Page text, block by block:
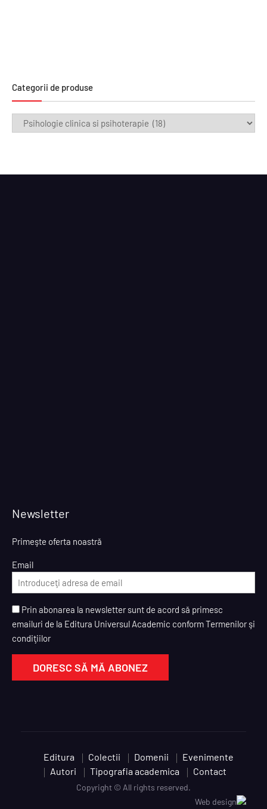
Categorii de produse
Newsletter
Primeşte oferta noastră
Email
Prin abonarea la newsletter sunt de acord să primesc
emailuri de la Editura Universul Academic conform Termenilor şi
condiţiilor
Editura Colectii Domenii
Evenimente
Autori
Tipografia academica Contact
Copyright © All rights reserved.
Web design